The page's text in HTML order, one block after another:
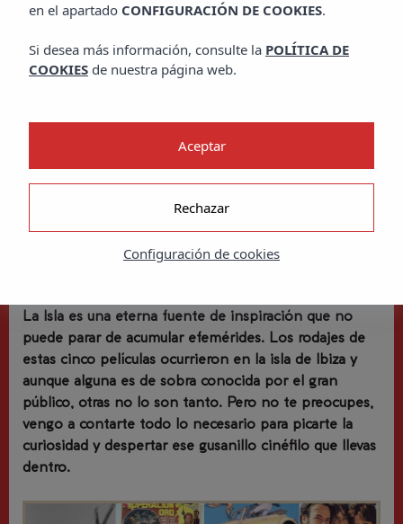
Inicio Journal Life Style
¡SILENCIO! ¡ESTAMOS RODANDO!
Películas filmadas en Ibiza
La Isla es una eterna fuente de inspiración que no
puede parar de acumular efemérides. Los rodajes de
estas cinco películas ocurrieron en la isla de Ibiza y
aunque alguna es de sobra conocida por el gran
público, otras no lo son tanto. Pero no te preocupes,
vengo a contarte todo lo necesario para picarte la
curiosidad y despertar ese gusanillo cinéfilo que llevas
dentro.
en el apartado CONFIGURACIÓN DE COOKIES.
Si desea más información, consulte la POLÍTICA DE
COOKIES de nuestra página web.
Configuración de cookies
Rechazar
Aceptar